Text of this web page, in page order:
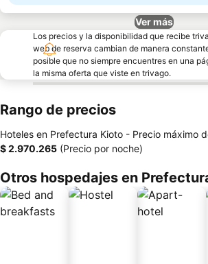
Ver más
Los precios y la disponibilidad que recibe
web de reserva cambian de manera
posible que no siempre encuentres en una
la misma oferta que viste en trivago.
Rango de precios
Hoteles en Prefectura Kioto - Precio máximo
‎$ 2.970.265 (Precio por noche)
Otros hospedajes en